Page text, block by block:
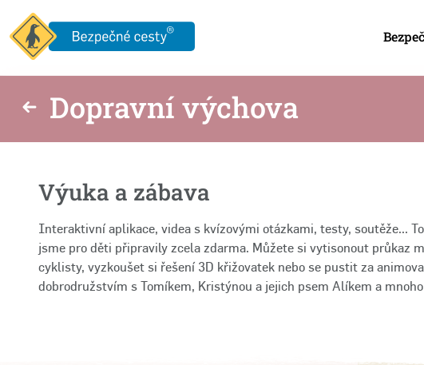
Dopravní výchova
Výuka a zábava
Interaktivní aplikace, videa s kvízovými otázkami, testy, soutěže...
jsme pro děti připravily zcela zdarma. Můžete si vytisonout průkaz
cyklisty, vyzkoušet si řešení 3D křižovatek nebo se pustit za
dobrodružstvím s Tomíkem, Kristýnou a jejich psem Alíkem a